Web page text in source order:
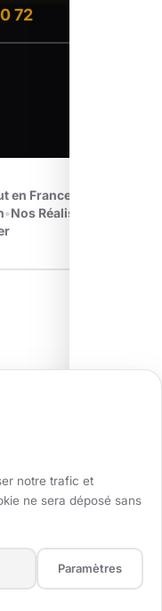
72
en France
•Nos Réalisations
en France.
notre trafic et
ne sera déposé sans
Paramètres